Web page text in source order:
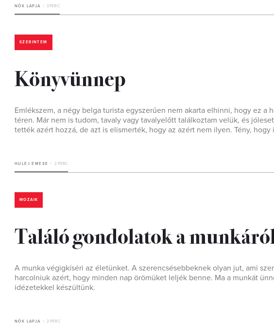
NŐK LAPJA 3 PERC
SZERINTEM
Könyvünnep
Emlékszem, a négy belga turista egyszerűen nem akarta elhinni, hogy ez
téren. Már nem is tudom, tavaly vagy tavalyelőtt találkoztam velük, és
tették azért hozzá, de azt is elismerték, hogy az azért nem ilyen. Tény,
HULEJ EMESE 2 PERC
MOZAIK
Találó gondolatok a
A munka végigkíséri az életünket. A szerencsésebbeknek olyan jut, ami
harcolniuk azért, hogy minden nap örömüket leljék benne. Ma a munkát
idézetekkel készültünk.
NŐK LAPJA 2 PERC